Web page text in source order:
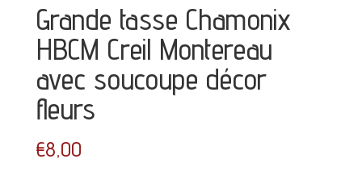
Grande tasse Chamonix
HBCM Creil Montereau
avec soucoupe décor
fleurs
€8,00